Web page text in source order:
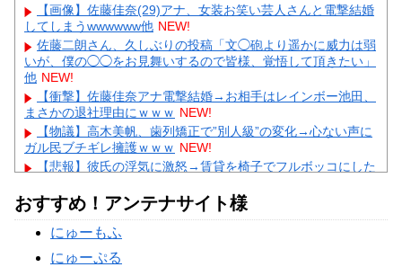
【画像】佐藤佳奈(29)アナ、女装お笑い芸人さんと電撃結婚
してしまうwwwwww他 NEW!
佐藤二朗さん、久しぶりの投稿「文◯砲より遥かに威力は弱
いが、僕の◯◯をお見舞いするので皆様、覚悟して頂きたい」
他 NEW!
【衝撃】佐藤佳奈アナ電撃結婚→お相手はレインボー池田、
まさかの退社理由にｗｗｗ NEW!
【物議】高木美帆、歯列矯正で”別人級”の変化→心ない声に
ガル民ブチギレ擁護ｗｗｗ NEW!
【悲報】彼氏の浮気に激怒→賃貸を椅子でフルボッコにした
【物議】水川かたまりの授乳姿に“子育て警察”出動→ガル民
「私も足組んでた」大合唱ｗｗｗ
【物議】小原ブラス『若作りは痛い』発言にガル民激怒→ア
ラフォー本音噴出ｗｗｗ
おすすめ！アンテナサイト様
にゅーもふ
にゅーぷる